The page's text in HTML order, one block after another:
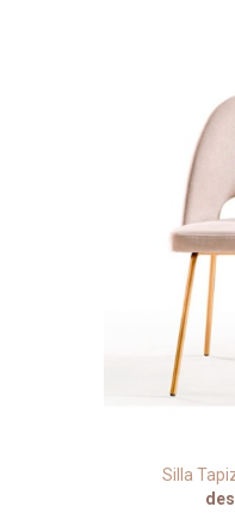
Silla